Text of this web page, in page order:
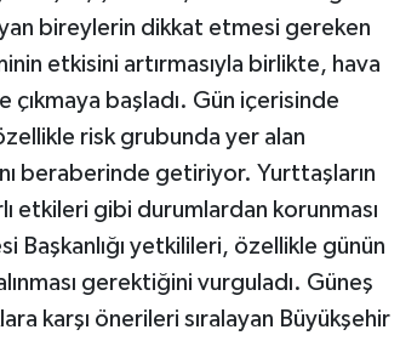
bireylerin dikkat etmesi gereken
etkisini artırmasıyla birlikte, hava
çıkmaya başladı. Gün içerisinde
risk grubunda yer alan
beraberinde getiriyor. Yurttaşların
etkileri gibi durumlardan korunması
Başkanlığı yetkilileri, özellikle günün
gerektiğini vurguladı. Güneş
karşı önerileri sıralayan Büyükşehir